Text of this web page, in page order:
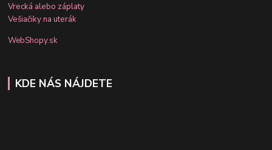
Vrecká alebo záplaty
Vešiačiky na uterák
WebShopy.sk
KDE NÁS NÁJDETE